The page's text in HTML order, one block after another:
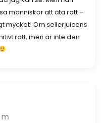
människor att äta rätt –
mycket! Om sellerjuicens
rätt, men är inte den